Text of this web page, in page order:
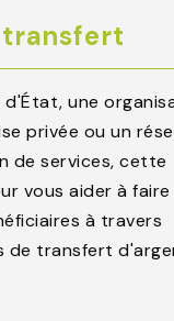
transfert
une
privée ou un
de services, cette
vous aider à faire
à travers
de transfert